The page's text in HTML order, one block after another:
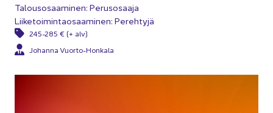
Ta­lous­osaa­mi­nen: Pe­rus­osaa­ja
Lii­ke­toi­min­tao­saa­mi­nen: Pe­reh­ty­jä
245-285 € (+ alv)
Jo­han­na Vuorto-​honkala